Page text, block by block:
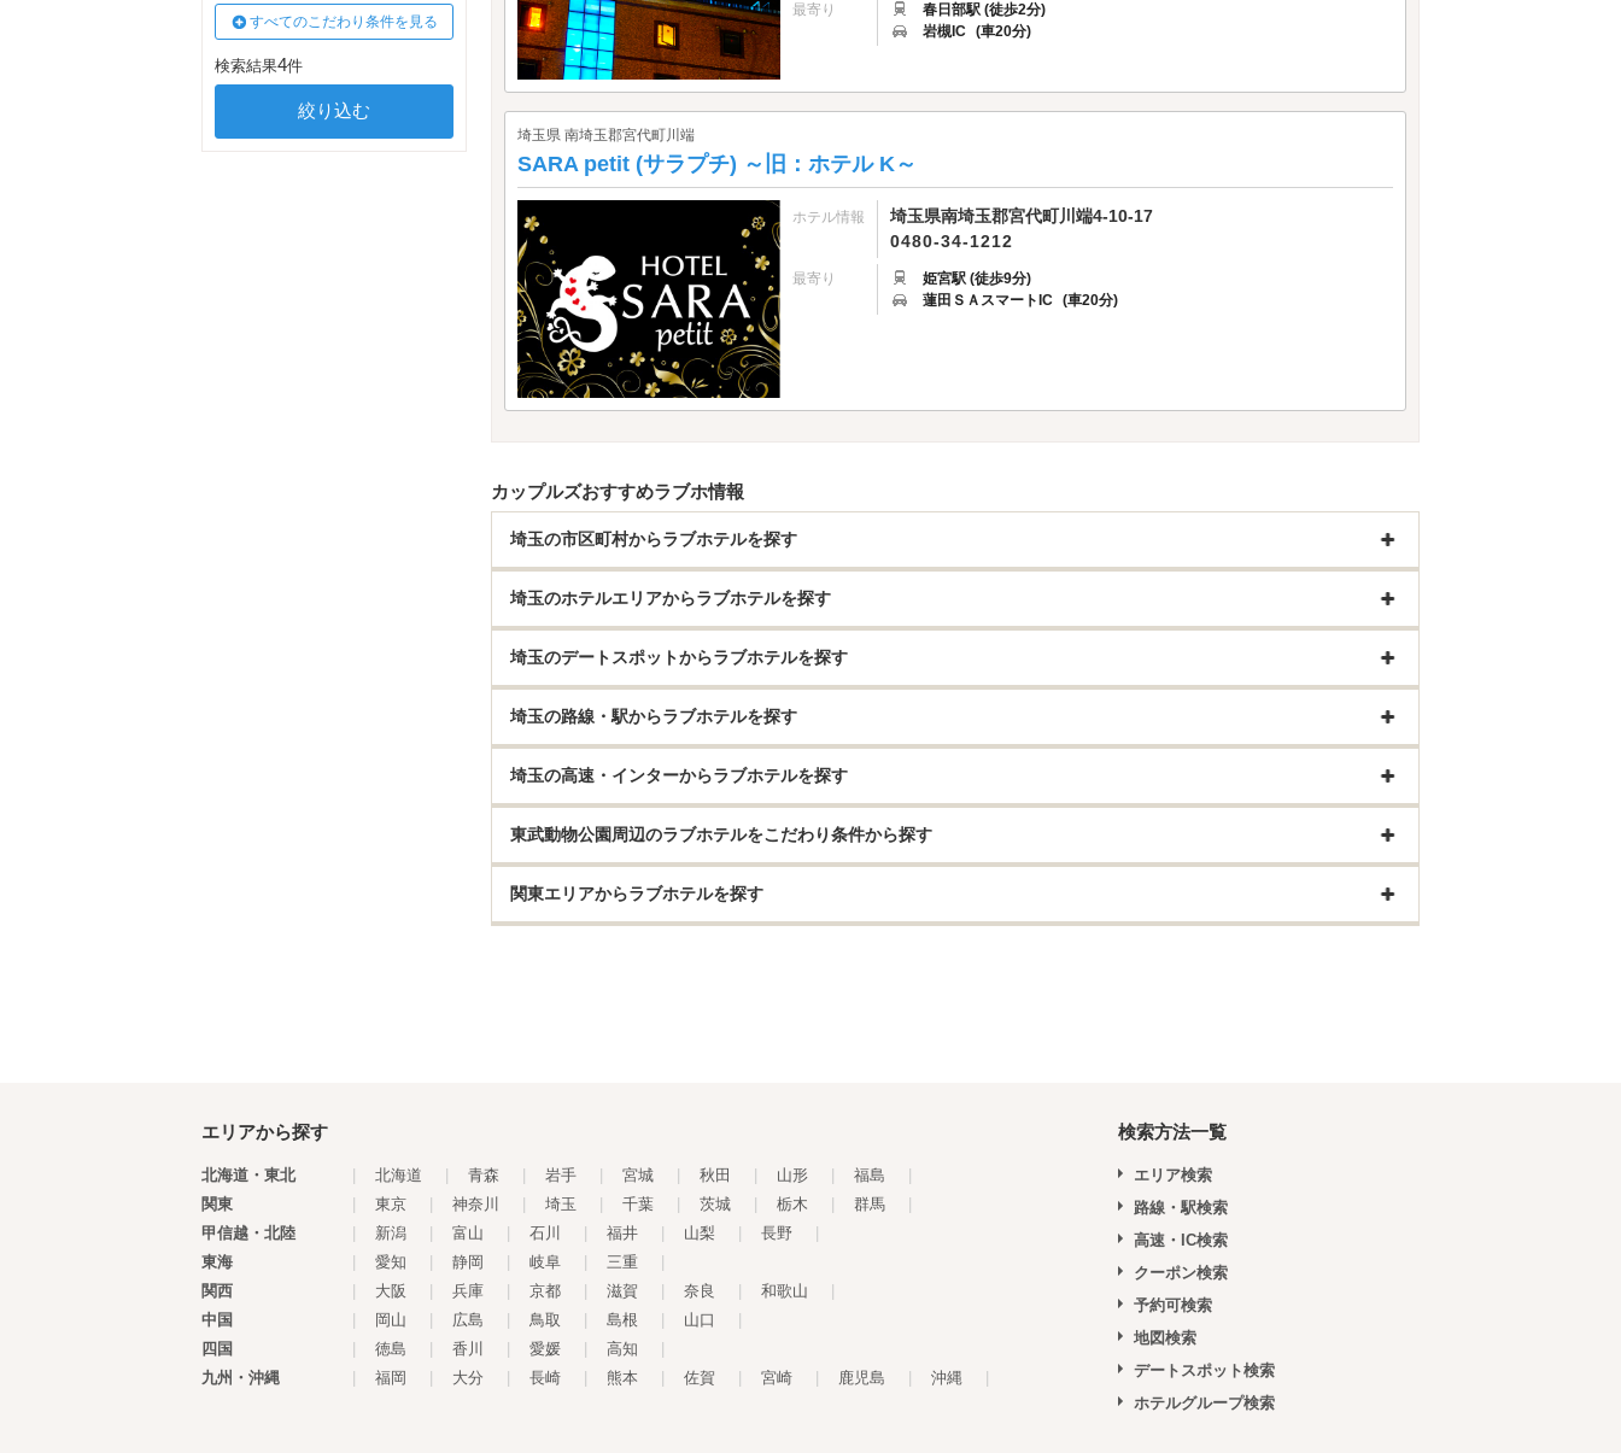
最寄り
春日部駅 (徒歩2分)
岩槻IC (車20分)
埼玉県 南埼玉郡宮代町川端
SARA petit (サラプチ) ～旧：ホテル K～
ホテル情報
埼玉県南埼玉郡宮代町川端4-10-17
0480-34-1212
最寄り
姫宮駅 (徒歩9分)
蓮田ＳＡスマートIC (車20分)
カップルズおすすめラブホ情報
埼玉の市区町村からラブホテルを探す
埼玉のホテルエリアからラブホテルを探す
埼玉のデートスポットからラブホテルを探す
埼玉の路線・駅からラブホテルを探す
埼玉の高速・インターからラブホテルを探す
東武動物公園周辺のラブホテルをこだわり条件から探す
関東エリアからラブホテルを探す
すべてのこだわり条件を見る
検索結果4件
エリアから探す
北海道・東北 北海道 青森 岩手 宮城 秋田 山形 福島
関東
東京 神奈川 埼玉 千葉 茨城 栃木 群馬
甲信越・北陸
新潟 富山 石川 福井 山梨 長野
東海
愛知 静岡 岐阜 三重
関西
大阪 兵庫 京都 滋賀 奈良 和歌山
中国
岡山 広島 鳥取 島根 山口
四国
徳島 香川 愛媛 高知
九州・沖縄
福岡 大分 長崎 熊本 佐賀 宮崎 鹿児島 沖縄
検索方法一覧
エリア検索
路線・駅検索
高速・IC検索
クーポン検索
予約可検索
地図検索
デートスポット検索
ホテルグループ検索